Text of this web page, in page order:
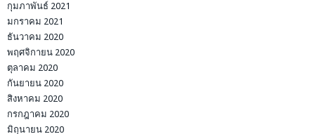
กุมภาพันธ์ 2021
มกราคม 2021
ธันวาคม 2020
พฤศจิกายน 2020
ตุลาคม 2020
กันยายน 2020
สิงหาคม 2020
กรกฎาคม 2020
มิถุนายน 2020